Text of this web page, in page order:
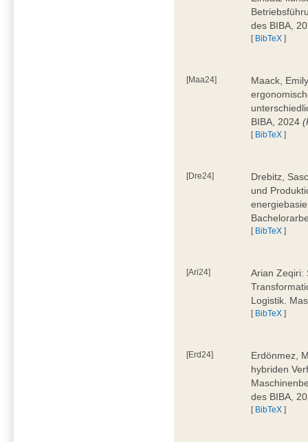
des BIBA,
[ BibTeX ]
[Maa24]
Maack,
BIBA, 2024
[ BibTeX ]
[Dre24]
Drebitz,
und
[ BibTeX ]
[Ari24]
Arian Zeqiri:
Logistik.
[ BibTeX ]
[Erd24]
Erdönmez,
hybriden
des BIBA,
[ BibTeX ]